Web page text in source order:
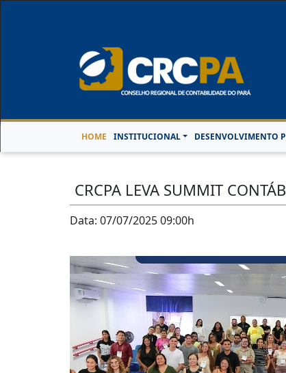
HOME INSTITUCIONAL DESENVOLVIMENTO
CRCPA LEVA SUMMIT
Data: 07/07/2025 09:00h